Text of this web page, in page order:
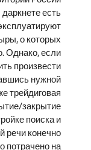
есть
о которых
Однако, если
произвести
нужной
трейдиговая
закрытие
поиска и
речи конечно
потрачено на